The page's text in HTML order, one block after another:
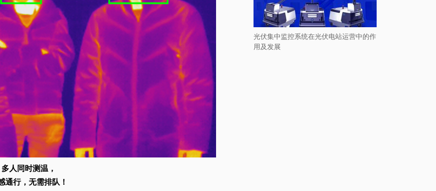
多人同时测温，
通行，无需排队！
光伏集中监控系统在光伏电站运营中的作
用及发展